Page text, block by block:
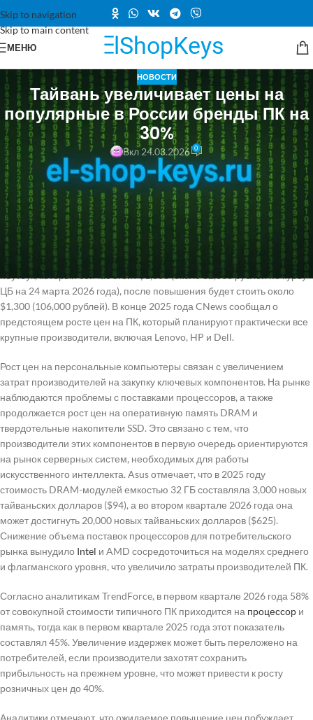
Skip to navigation
Skip to main content
МЕНЮ
НОВОСТИ
Тайвань увеличивает цены на
популярные в России бренды ПК на
30%
Вкл 24.03.2026 0
Тайваньская компания Asus предупредила рынок персональных
компьютеров о предстоящем повышении цен. Ожидается, что
стоимость ноутбуков и настольных ПК увеличится в среднем на 25-
30% во втором квартале 2026 года, и эта тенденция продолжится в
третьем квартале, сообщает TrendForce. Помимо Asus, компании
Acer, Gigabyte и MSI также планируют повысить цены на 10% и
более, согласно данным The Economic Daily News. Например,
ноутбук, который сейчас стоит $1,000 (около 82,000 рублей по курсу
ЦБ на 24 марта 2026 года), после повышения будет стоить около
$1,300 (106,000 рублей). В конце 2025 года CNews сообщал о
предстоящем росте цен на ПК, который планируют практически все
крупные производители, включая Lenovo, HP и Dell.
Рост цен на персональные компьютеры связан с увеличением
затрат производителей на закупку ключевых компонентов. На рынке
наблюдаются проблемы с поставками процессоров, а также
продолжается рост цен на оперативную память DRAM и
твердотельные накопители SSD. Это связано с тем, что
производители этих компонентов в первую очередь ориентируются
на рынок серверных систем, необходимых для работы
искусственного интеллекта. Asus отмечает, что в 2025 году
стоимость DRAM-модулей емкостью 32 ГБ составляла 3,000 новых
тайваньских долларов ($94), а во втором квартале 2026 года она
может достигнуть 20,000 новых тайваньских долларов ($625).
Снижение объема поставок процессоров для потребительского
рынка вынудило Intel и AMD сосредоточиться на моделях среднего
и флагманского уровня, что увеличило затраты производителей ПК.
Согласно аналитикам TrendForce, в первом квартале 2026 года 58%
от совокупной стоимости типичного ПК приходится на процессор и
память, тогда как в первом квартале 2025 года этот показатель
составлял 45%. Увеличение издержек может быть переложено на
потребителей, если производители захотят сохранить
прибыльность на прежнем уровне, что может привести к росту
розничных цен до 40%.